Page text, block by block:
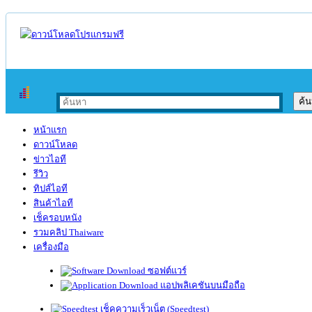
หน้าแรก
ดาวน์โหลด
ข่าวไอที
รีวิว
ทิปส์ไอที
สินค้าไอที
เช็ครอบหนัง
รวมคลิป Thaiware
เครื่องมือ
ซอฟต์แวร์
แอปพลิเคชันบนมือถือ
เช็คความเร็วเน็ต (Speedtest)